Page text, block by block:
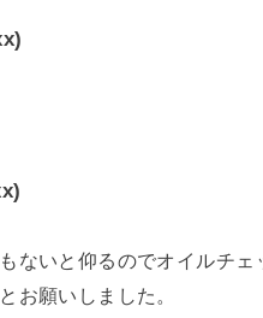
ないと仰るのでオイルチェ
お願いしました。